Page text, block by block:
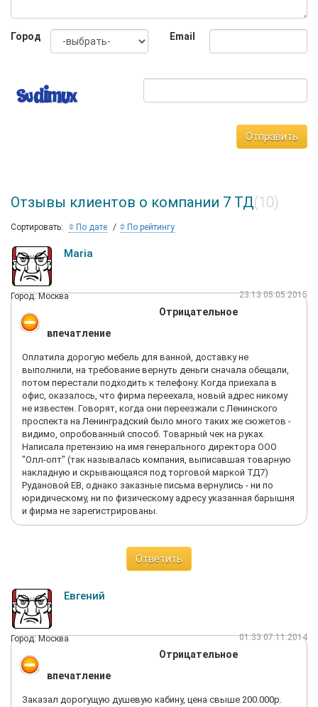
Город Email
Отправить
Отзывы клиентов о компании 7 ТД(10)
Сортировать: По дате По рейтингу
Maria
Город: Москва 23:13 05.05.2015
Отрицательное
впечатление
Оплатила дорогую мебель для ванной, доставку не
выполнили, на требование вернуть деньги сначала обещали,
потом перестали подходить к телефону. Когда приехала в
офис, оказалось, что фирма переехала, новый адрес никому
не известен. Говорят, когда они переезжали с Ленинского
проспекта на Ленинградский было много таких же сюжетов -
видимо, опробованный способ. Товарный чек на руках.
Написала претензию на имя генерального директора ООО
"Олл-опт" (так называлась компания, выписавшая товарную
накладную и скрывающаяся под торговой маркой ТД7)
Рудановой ЕВ, однако заказные письма вернулись - ни по
юридическому, ни по физическому адресу указанная барышня
и фирма не зарегистрированы.
Ответить
Евгений
Город: Москва 01:33 07.11.2014
Отрицательное
впечатление
Заказал дорогущую душевую кабину, цена свыше 200.000р.